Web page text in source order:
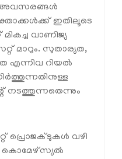
അവസരങ്ങൾ
ഇതിലൂടെ
വാണിജ്യ
മാറും. സുതാര്യത,
എന്നിവ റിയൽ
നടത്തുന്നതെന്നും
പ്രൊജക്ടുകൾ വഴി
കൊമേഴ്‌സ്യൽ